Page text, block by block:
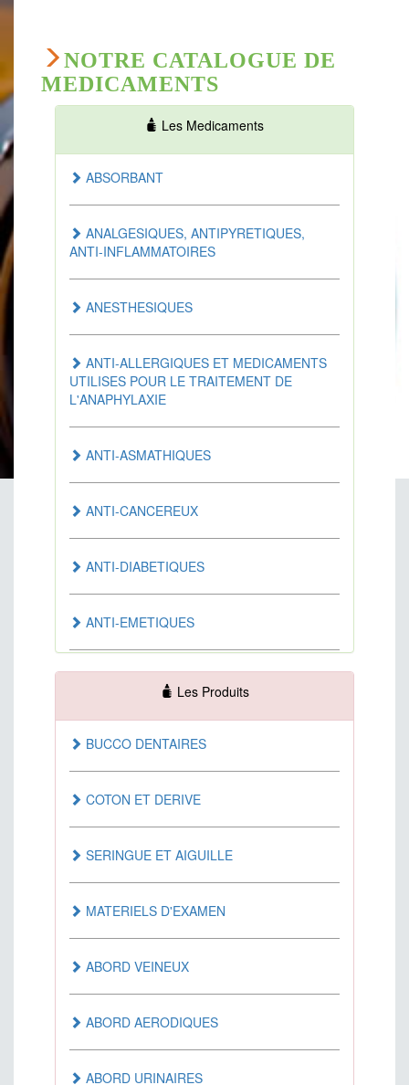
NOTRE CATALOGUE DE
MEDICAMENTS
Les Medicaments
ABSORBANT
ANALGESIQUES, ANTIPYRETIQUES,
ANTI-INFLAMMATOIRES
ANESTHESIQUES
ANTI-ALLERGIQUES ET MEDICAMENTS
UTILISES POUR LE TRAITEMENT DE
L'ANAPHYLAXIE
ANTI-ASMATHIQUES
ANTI-CANCEREUX
ANTI-DIABETIQUES
ANTI-EMETIQUES
SYSTEME CARDIOVASCULAIRE
Les Produits
BUCCO DENTAIRES
COTON ET DERIVE
SERINGUE ET AIGUILLE
MATERIELS D'EXAMEN
ABORD VEINEUX
ABORD AERODIQUES
ABORD URINAIRES